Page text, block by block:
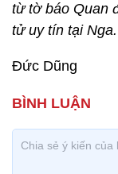
từ tờ báo Quan
tử uy tín tại Nga.
Đức Dũng